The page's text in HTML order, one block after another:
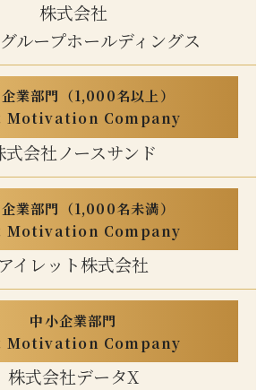
株式会社
ループホールディングス
業部門（1,000名以上）
Motivation Company
式会社ノースサンド
業部門（1,000名未満）
Motivation Company
アイレット株式会社
中小企業部門
Motivation Company
株式会社データX